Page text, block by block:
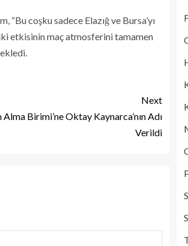
“Bu coşku sadece Elazığ ve Bursa’yı
etkisinin maç atmosferini tamamen
Next
Birimi’ne Oktay Kaynarca’nın Adı
Verildi